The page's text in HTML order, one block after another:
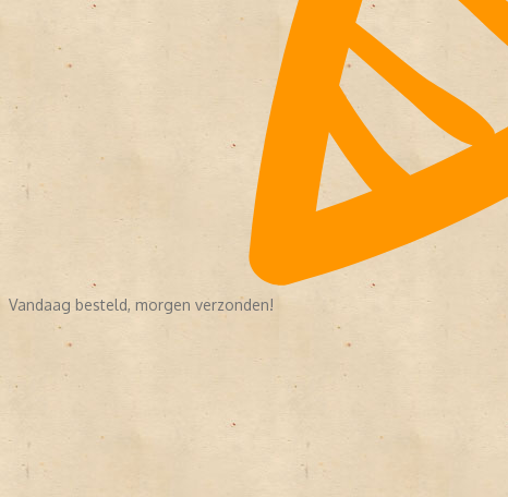
Vandaag besteld, morgen verzonden!